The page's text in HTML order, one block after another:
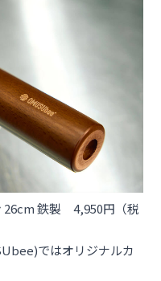
26cm 鉄製 4,950円（税
ではオリジナルカ